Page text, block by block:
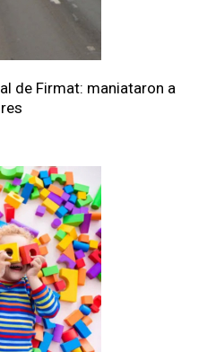
de Firmat: maniataron a